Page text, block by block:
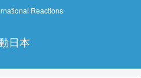
Reactions
日本